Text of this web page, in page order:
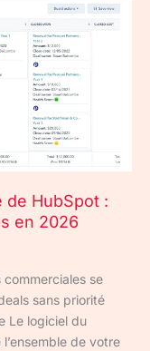
de HubSpot :
en 2026
se
sans priorité
Le logiciel du
de votre